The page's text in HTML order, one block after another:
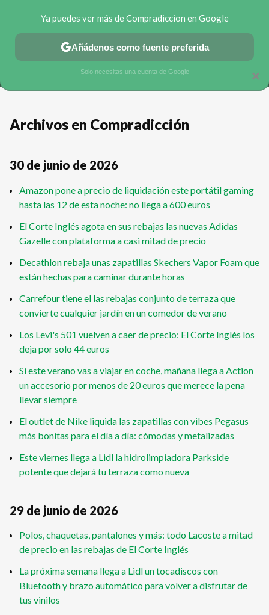
MENÚ NUEVO
CHOLLOS TELEGRAM OFERTAS EN MÓVILES
Archivos en Compradicción
30 de junio de 2026
Amazon pone a precio de liquidación este portátil gaming
hasta las 12 de esta noche: no llega a 600 euros
El Corte Inglés agota en sus rebajas las nuevas Adidas
Gazelle con plataforma a casi mitad de precio
Decathlon rebaja unas zapatillas Skechers Vapor Foam que
están hechas para caminar durante horas
Carrefour tiene el las rebajas conjunto de terraza que
convierte cualquier jardín en un comedor de verano
Los Levi's 501 vuelven a caer de precio: El Corte Inglés los
deja por solo 44 euros
Si este verano vas a viajar en coche, mañana llega a Action
un accesorio por menos de 20 euros que merece la pena
llevar siempre
El outlet de Nike liquida las zapatillas con vibes Pegasus
más bonitas para el día a día: cómodas y metalizadas
Este viernes llega a Lidl la hidrolimpiadora Parkside
potente que dejará tu terraza como nueva
29 de junio de 2026
Polos, chaquetas, pantalones y más: todo Lacoste a mitad
de precio en las rebajas de El Corte Inglés
La próxima semana llega a Lidl un tocadiscos con
Bluetooth y brazo automático para volver a disfrutar de
tus vinilos
×
Ya puedes ver más de Compradiccion en Google
Añádenos como fuente preferida
Solo necesitas una cuenta de Google